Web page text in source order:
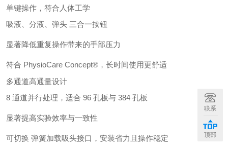
单键操作，符合人体工学
吸液、分液、弹头 三合一按钮
显著降低重复操作带来的手部压力
符合 PhysioCare Concept®，长时间使用更舒适
多通道高通量设计
8 通道并行处理，适合 96 孔板与 384 孔板
显著提高实验效率与一致性
可切换 弹簧加载吸头接口，安装省力且操作稳定
联系
顶部